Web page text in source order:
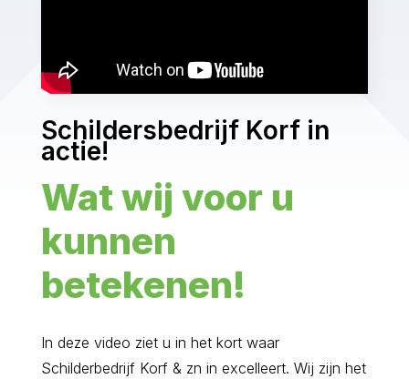
Schildersbedrijf Korf in
actie!
Wat wij voor u
kunnen
betekenen!
In deze video ziet u in het kort waar
Schilderbedrijf Korf & zn in excelleert. Wij zijn het